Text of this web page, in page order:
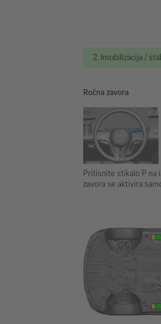
2. Imobilizacija /
Ročna zavora
Pritisnite stikalo P na
zavora se aktivira